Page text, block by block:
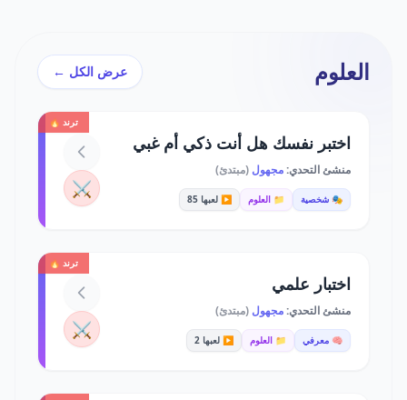
العلوم عرض الكل ←
ترند 🔥
اختبر نفسك هل أنت ذكي أم غبي
منشئ التحدي:مجهول (مبتدئ)
🎭 شخصية 📁 العلوم ▶️ لعبها 85 ⚔️
ترند 🔥
اختبار علمي
منشئ التحدي:مجهول (مبتدئ)
🧠 معرفي 📁 العلوم ▶️ لعبها 2 ⚔️